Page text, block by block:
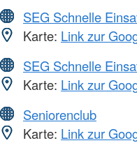
SEG Schnelle
Karte: Link zur
SEG Schnelle
Karte: Link zur
Seniorenclub
Karte: Link zur